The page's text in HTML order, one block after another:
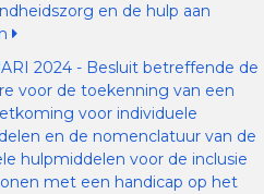
en de hulp aan
2024 - Besluit betreffende de
voor de toekenning van een
voor individuele
en de nomenclatuur van de
hulpmiddelen voor de inclusie
met een handicap op het